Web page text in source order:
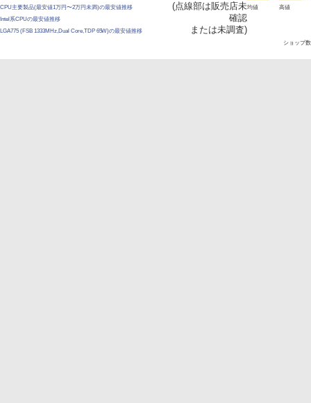
CPU主要製品(最安値1万円〜2万円未満)の最安値推移
Intel系CPUの最安値推移
LGA775 (FSB 1333MHz,Dual Core,TDP 65W)の最安値推移
(点線部は販売店未
確認
または未調査)
均値
高値
ショップ数